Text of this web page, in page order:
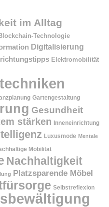
im Alltag
Technologie
Digitalisierung
Elektromobilität
Gartengestaltung
Gesundheit
stärken Inneneinrichtung
Luxusmode Mentale
Mobilität
Nachhaltigkeit
Platzsparende Möbel
Selbstreflexion